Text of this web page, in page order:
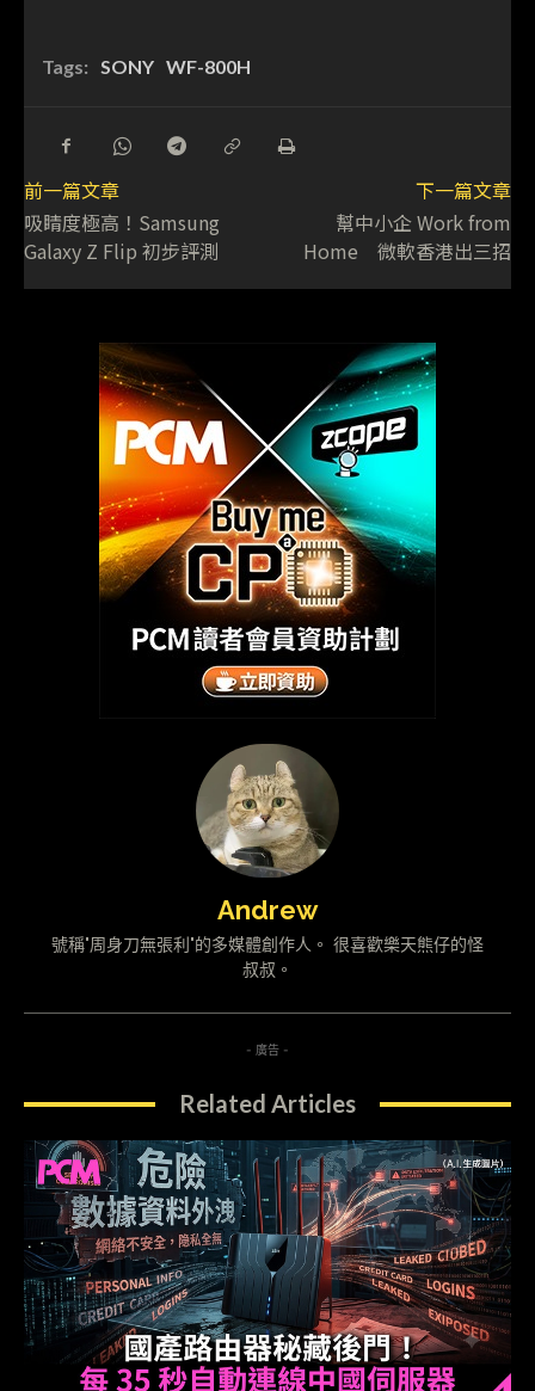
Tags: SONY WF-800H
前一篇文章
吸睛度極高！Samsung
Galaxy Z Flip 初步評測
下一篇文章
幫中小企 Work from
Home 微軟香港出三招
Andrew
號稱"周身刀無張利"的多媒體創作人。 很喜歡樂天熊仔的怪
叔叔。
- 廣告 -
Related Articles